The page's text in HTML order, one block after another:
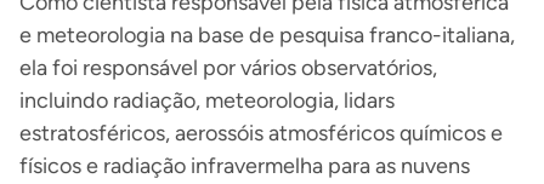
e meteorologia na base de pesquisa franco-italiana,
ela foi responsável por vários observatórios,
incluindo radiação, meteorologia, lidars
estratosféricos, aerossóis atmosféricos químicos e
físicos e radiação infravermelha para as nuvens